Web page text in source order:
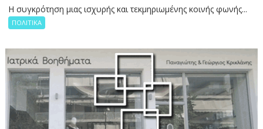
Η συγκρότηση μιας ισχυρής και τεκμηριωμένης κοινής φωνής...
ΠΟΛΙΤΙΚΑ